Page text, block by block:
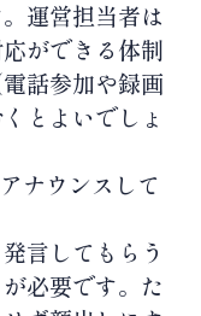
運営担当者は
ができる体制
話参加や録画
とよいでしょ
ナウンスして
言してもらう
必要です。た